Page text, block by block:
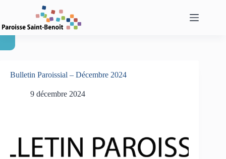
Bulletin Paroissial – Décembre 2024
9 décembre 2024